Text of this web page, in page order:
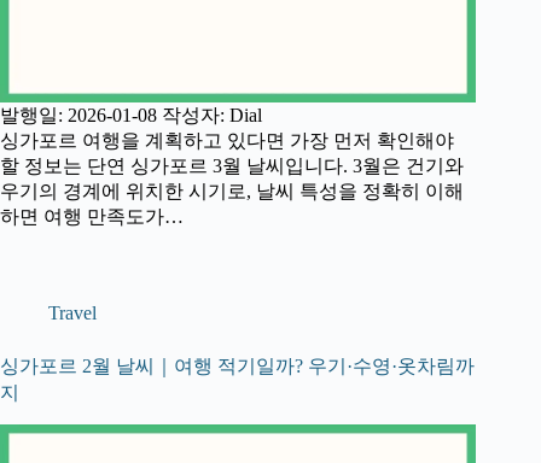
발행일: 2026-01-08 작성자: Dial
싱가포르 여행을 계획하고 있다면 가장 먼저 확인해야
할 정보는 단연 싱가포르 3월 날씨입니다. 3월은 건기와
우기의 경계에 위치한 시기로, 날씨 특성을 정확히 이해
하면 여행 만족도가…
Travel
싱가포르 2월 날씨｜여행 적기일까? 우기·수영·옷차림까
지